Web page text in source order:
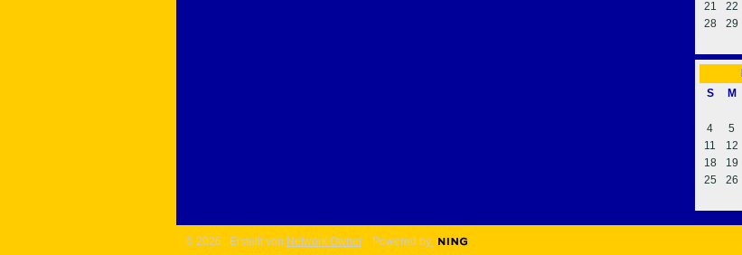
21
22
28
29
S
M
4
5
11
12
18
19
25
26
© 2026 Erstellt von Network Owner. Powered by